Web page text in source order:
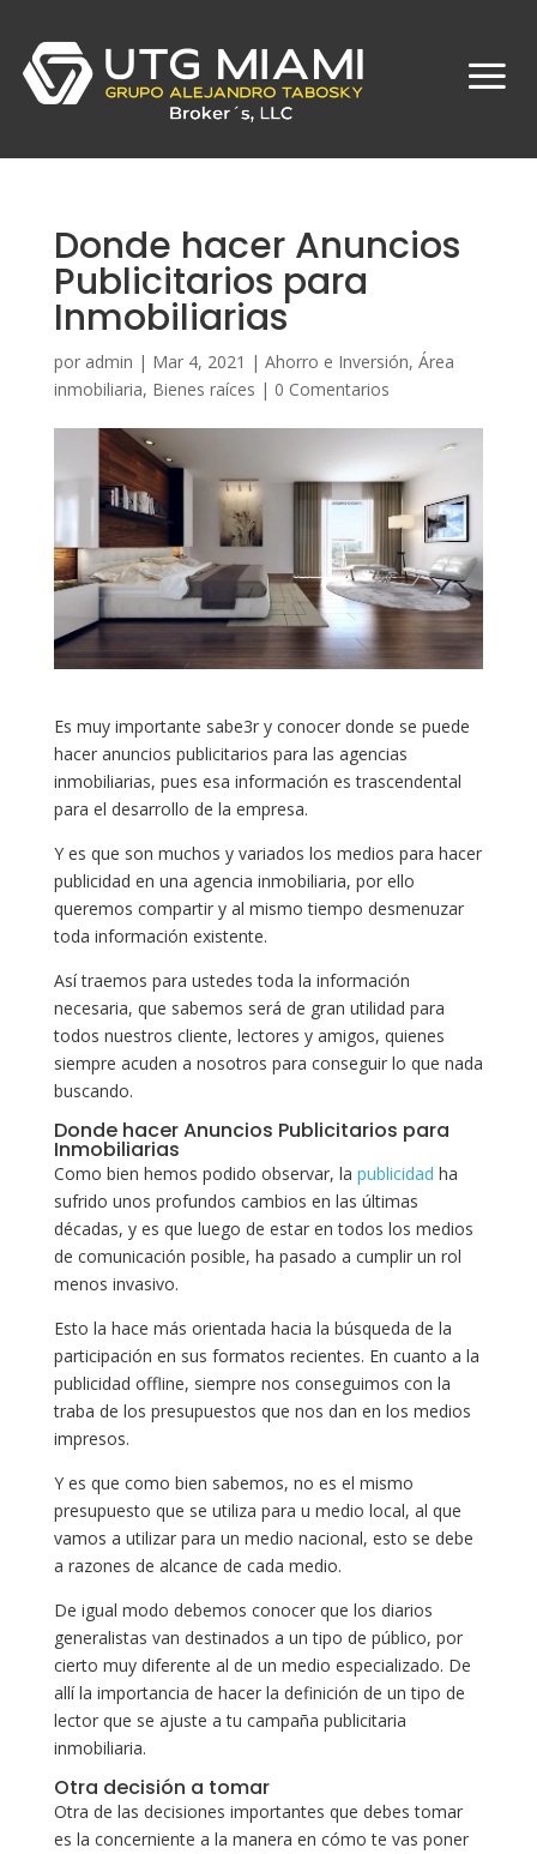
Donde hacer Anuncios
Publicitarios para
Inmobiliarias
por admin | Mar 4, 2021 | Ahorro e Inversión, Área
inmobiliaria, Bienes raíces | 0 Comentarios
Es muy importante sabe3r y conocer donde se puede
hacer anuncios publicitarios para las agencias
inmobiliarias, pues esa información es trascendental
para el desarrollo de la empresa.
Y es que son muchos y variados los medios para hacer
publicidad en una agencia inmobiliaria, por ello
queremos compartir y al mismo tiempo desmenuzar
toda información existente.
Así traemos para ustedes toda la información
necesaria, que sabemos será de gran utilidad para
todos nuestros cliente, lectores y amigos, quienes
siempre acuden a nosotros para conseguir lo que nada
buscando.
Donde hacer Anuncios Publicitarios para
Inmobiliarias
Como bien hemos podido observar, la publicidad ha
sufrido unos profundos cambios en las últimas
décadas, y es que luego de estar en todos los medios
de comunicación posible, ha pasado a cumplir un rol
menos invasivo.
Esto la hace más orientada hacia la búsqueda de la
participación en sus formatos recientes. En cuanto a la
publicidad offline, siempre nos conseguimos con la
traba de los presupuestos que nos dan en los medios
impresos.
Y es que como bien sabemos, no es el mismo
presupuesto que se utiliza para u medio local, al que
vamos a utilizar para un medio nacional, esto se debe
a razones de alcance de cada medio.
De igual modo debemos conocer que los diarios
generalistas van destinados a un tipo de público, por
cierto muy diferente al de un medio especializado. De
allí la importancia de hacer la definición de un tipo de
lector que se ajuste a tu campaña publicitaria
inmobiliaria.
Otra decisión a tomar
Otra de las decisiones importantes que debes tomar
es la concerniente a la manera en cómo te vas poner